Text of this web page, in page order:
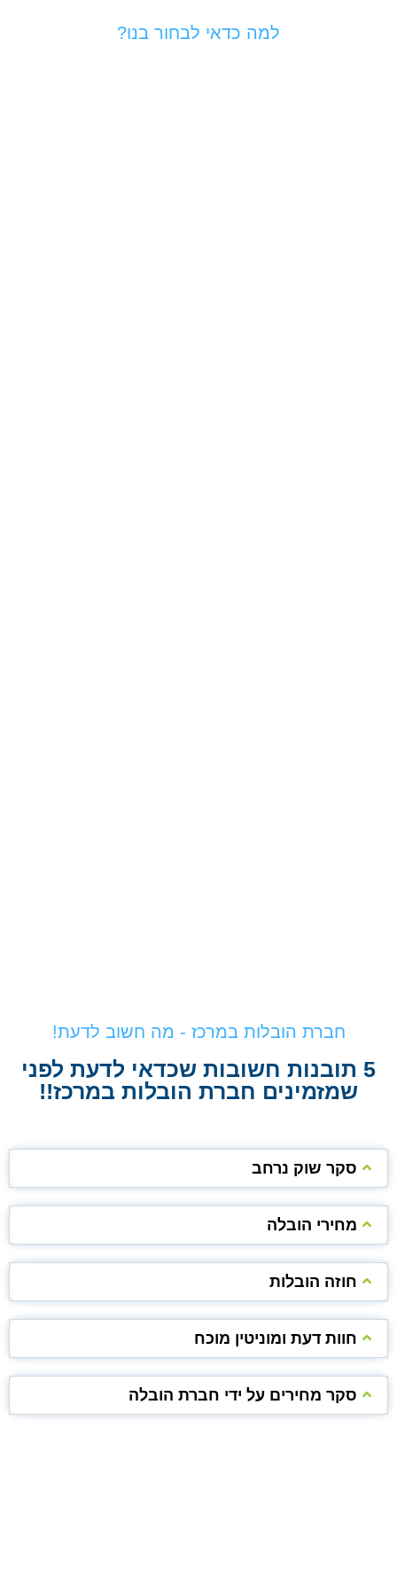
למה כדאי לבחור בנו?
חברת הובלות במרכז - מה חשוב לדעת!
5 תובנות חשובות שכדאי לדעת לפני
שמזמינים חברת הובלות במרכז!!
סקר שוק נרחב
מחירי הובלה
חוזה הובלות
חוות דעת ומוניטין מוכח
סקר מחירים על ידי חברת הובלה